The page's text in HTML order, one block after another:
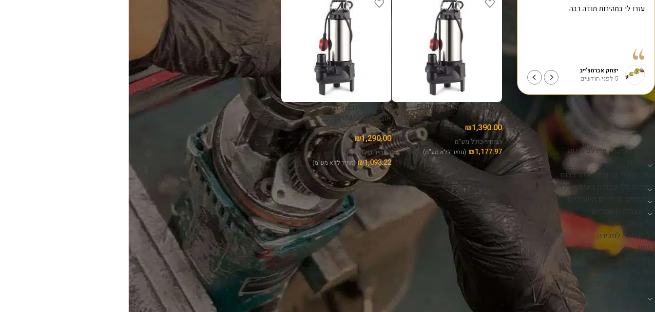
הייתי זקוק לכמה חלקים קטנים, תוך דקה
מצאו את מה שחיפשתי. ולמה שלא היה
ברשותם הם סיפקו פתרון חלופי יצירתי
ולא עלות.
שירות אדיב ונכונות לעזור, ממליץ בחום.
קרא עוד
Guy “Alfred” Jakubowicz
6 לפני חודשים
שירות מעולה
עמית גואטה
5 לפני חודשים
אין מקצועיות כזאת, שירות מס’ 1
נדיבים אמינים מהירים
מרוצה מאוד ועוד אחזור לכאן
קרא עוד
אליעד חממי
עזרו לי במהירות תודה רבה
יצחק אברמצ'ייב
5 לפני חודשים
קטגוריות
איירלס צביעה/ איירלס התזה
גנרטורים
השכרת כלי עבודה באזור דרום
השכרת כלי עבודה באזור מרכז
ויברטורים ומחטים חשמליים
כלי עבודה חשמליים
כלי עבודה יד 2
כלי עבודה למכירה
כננות
קומפרסורים + ציוד נלווה
שונות
משאבה טבולה "2 SHIMGE
₪1,390.00
המחיר כולל מע"מ
₪1,177.97 (מחיר ללא מע"מ)
משאבה מים בוץ וביוב "2 +
אוברלוד SHIMGE
₪1,290.00
המחיר כולל מע"מ
₪1,093.22 (מחיר ללא מע"מ)